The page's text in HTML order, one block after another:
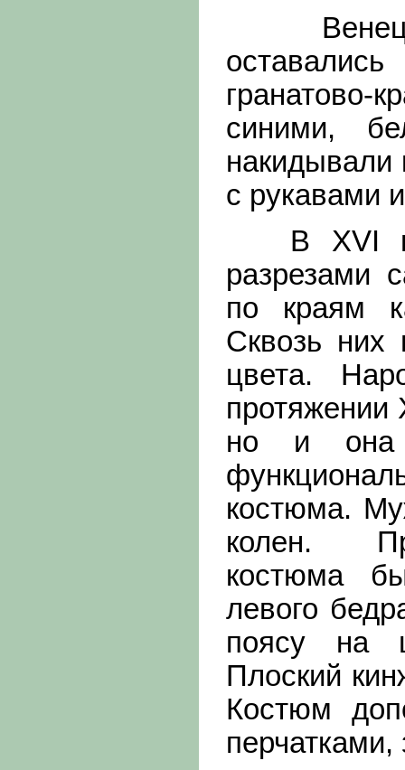
гранатово-
синими,
накидывали
с рукавами
В XVI в,
разрезами
по краям
Сквозь них
цвета.
протяжении
но и она
костюма.
колен.
костюма
левого
поясу на
Плоский
Костюм